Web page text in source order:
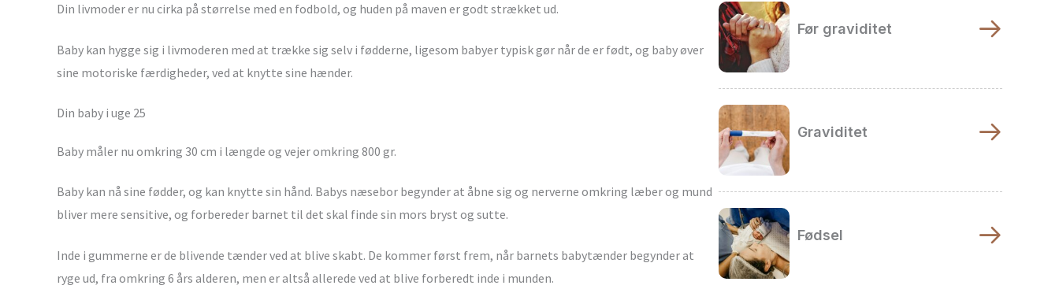
Din livmoder er nu cirka på størrelse med en fodbold, og huden på maven er godt strækket ud.
Baby kan hygge sig i livmoderen med at trække sig selv i fødderne, ligesom babyer typisk gør når de er født, og baby øver
sine motoriske færdigheder, ved at knytte sine hænder.
Din baby i uge 25
Baby måler nu omkring 30 cm i længde og vejer omkring 800 gr.
Baby kan nå sine fødder, og kan knytte sin hånd. Babys næsebor begynder at åbne sig og nerverne omkring læber og mund
bliver mere sensitive, og forbereder barnet til det skal finde sin mors bryst og sutte.
Inde i gummerne er de blivende tænder ved at blive skabt. De kommer først frem, når barnets babytænder begynder at
ryge ud, fra omkring 6 års alderen, men er altså allerede ved at blive forberedt inde i munden.
Før graviditet
Graviditet
Fødsel